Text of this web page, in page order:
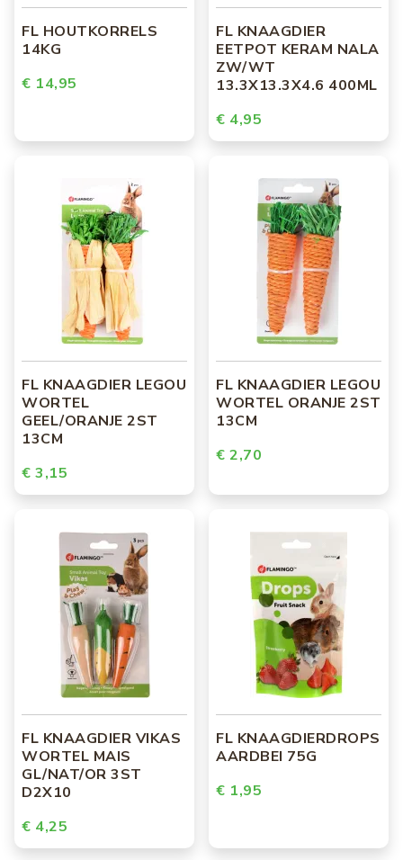
FL HOUTKORRELS
14KG
€ 14,95
FL KNAAGDIER
EETPOT KERAM NALA
ZW/WT
13.3X13.3X4.6 400ML
€ 4,95
FL KNAAGDIER LEGOU
WORTEL
GEEL/ORANJE 2ST
13CM
€ 3,15
FL KNAAGDIER LEGOU
WORTEL ORANJE 2ST
13CM
€ 2,70
FL KNAAGDIER VIKAS
WORTEL MAIS
GL/NAT/OR 3ST
D2X10
€ 4,25
FL KNAAGDIERDROPS
AARDBEI 75G
€ 1,95